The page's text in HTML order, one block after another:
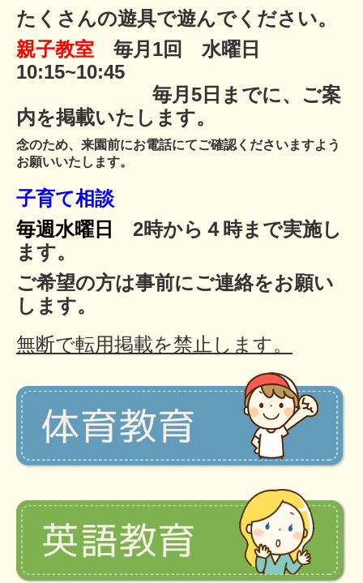
たくさんの遊具で遊んでください。
親子教室 毎月1回 水曜日
10:15~10:45
毎月5日までに、ご案
内を掲載いたします。
念のため、来園前にお電話にてご確認くださいますよう
お願いいたします。
子育て相談
毎週水曜日 2時から４時まで実施し
ます。
ご希望の方は事前にご連絡をお願い
します。
無断で転用掲載を禁止します。